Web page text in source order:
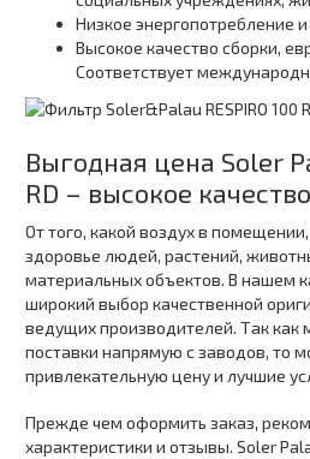
Низкое энергопотребление
Высокое качество сборки,
Соответствует
Выгодная цена Soler
RD – высокое качество
От того, какой воздух в
здоровье людей, растений,
материальных объектов. В нашем
широкий выбор качественной
ведущих производителей. Так как
поставки напрямую с заводов, то
привлекательную цену и лучшие
Прежде чем оформить заказ,
характеристики и отзывы. Soler